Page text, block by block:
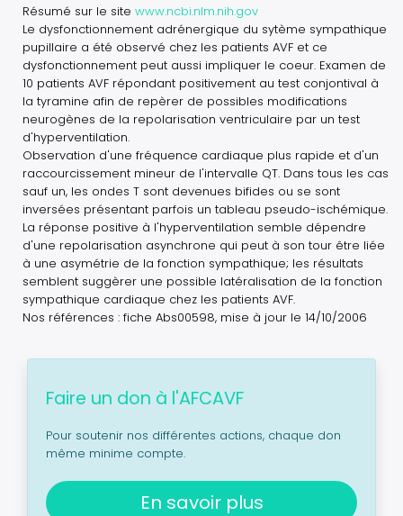
Résumé sur le site www.ncbi.nlm.nih.gov
Le dysfonctionnement adrénergique du sytème sympathique
pupillaire a été observé chez les patients AVF et ce
dysfonctionnement peut aussi impliquer le coeur. Examen de
10 patients AVF répondant positivement au test conjontival à
la tyramine afin de repèrer de possibles modifications
neurogènes de la repolarisation ventriculaire par un test
d'hyperventilation.
Observation d'une fréquence cardiaque plus rapide et d'un
raccourcissement mineur de l'intervalle QT. Dans tous les cas
sauf un, les ondes T sont devenues bifides ou se sont
inversées présentant parfois un tableau pseudo-ischémique.
La réponse positive à l'hyperventilation semble dépendre
d'une repolarisation asynchrone qui peut à son tour être liée
à une asymétrie de la fonction sympathique; les résultats
semblent suggèrer une possible latéralisation de la fonction
sympathique cardiaque chez les patients AVF.
Nos références : fiche Abs00598, mise à jour le 14/10/2006
Faire un don à l'AFCAVF
Pour soutenir nos différentes actions, chaque don
même minime compte.
En savoir plus